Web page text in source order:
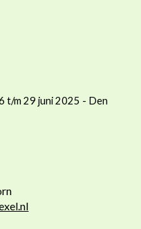
t/m 29 juni 2025 - Den